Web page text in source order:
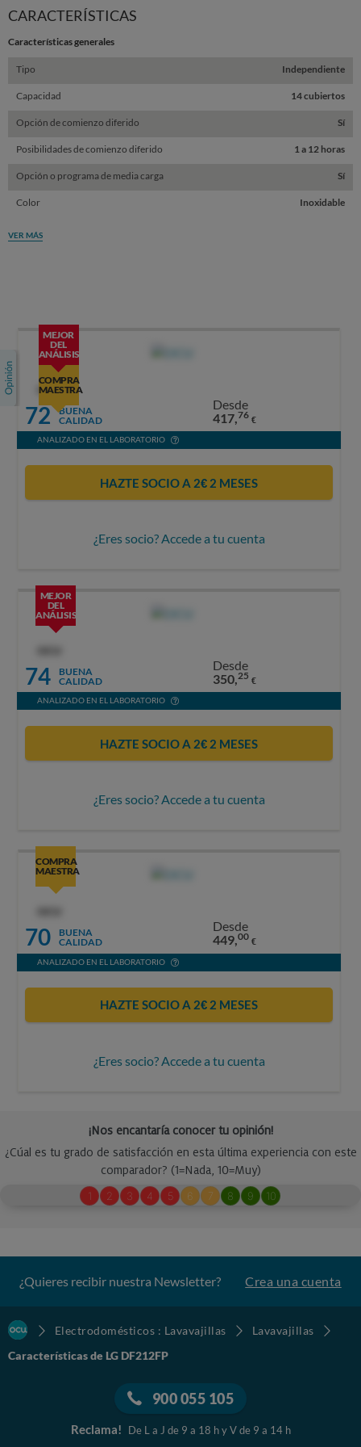
CARACTERÍSTICAS
Características generales
Tipo Independiente
Capacidad 14 cubiertos
Opción de comienzo diferido Sí
Posibilidades de comienzo diferido 1 a 12 horas
Opción o programa de media carga Sí
Color Inoxidable
VER MÁS
MEJOR
DEL
ANÁLISIS
COMPRA
MAESTRA
OCU
72 BUENA
CALIDAD
Desde
417,76 €
ANALIZADO EN EL LABORATORIO
HAZTE SOCIO A 2€ 2 MESES
¿Eres socio? Accede a tu cuenta
MEJOR
DEL
ANÁLISIS
74
BUENA
CALIDAD
Desde
350,25 €
ANALIZADO EN EL LABORATORIO
HAZTE SOCIO A 2€ 2 MESES
¿Eres socio? Accede a tu cuenta
COMPRA
MAESTRA
70
BUENA
CALIDAD
Desde
449,00 €
ANALIZADO EN EL LABORATORIO
HAZTE SOCIO A 2€ 2 MESES
¿Eres socio? Accede a tu cuenta
¿Quieres recibir nuestra Newsletter? Crea una cuenta
Electrodomésticos : Lavavajillas
Lavavajillas
Características de LG DF212FP
900 055 105
Reclama! De L a J de 9 a 18 h y V de 9 a 14 h